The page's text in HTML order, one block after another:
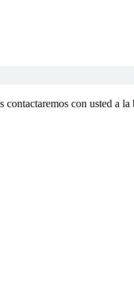
con usted a la